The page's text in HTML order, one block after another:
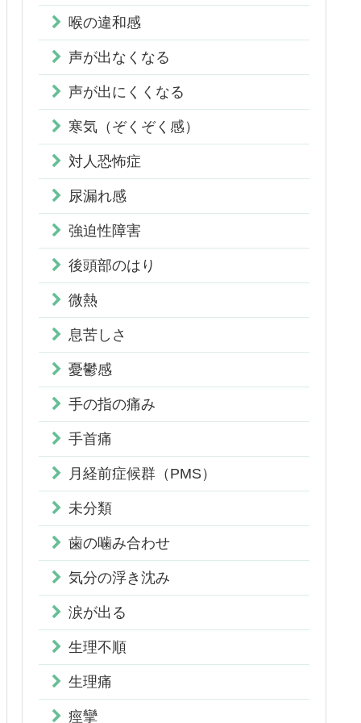
喉の違和感
声が出なくなる
声が出にくくなる
寒気（ぞくぞく感）
対人恐怖症
尿漏れ感
強迫性障害
後頭部のはり
微熱
息苦しさ
憂鬱感
手の指の痛み
手首痛
月経前症候群（PMS）
未分類
歯の噛み合わせ
気分の浮き沈み
涙が出る
生理不順
生理痛
痙攣